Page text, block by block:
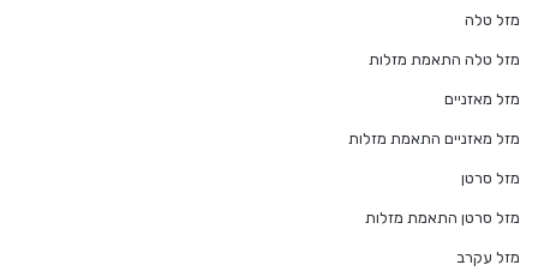
מזל טלה
מזל טלה התאמת מזלות
מזל מאזניים
מזל מאזניים התאמת מזלות
מזל סרטן
מזל סרטן התאמת מזלות
מזל עקרב